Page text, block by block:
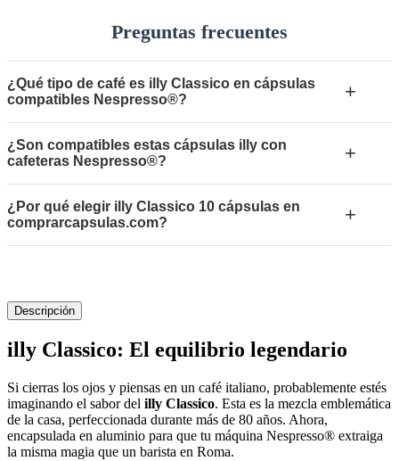
Preguntas frecuentes
¿Qué tipo de café es illy Classico en cápsulas
compatibles Nespresso®?
+
¿Son compatibles estas cápsulas illy con
cafeteras Nespresso®?
+
¿Por qué elegir illy Classico 10 cápsulas en
comprarcapsulas.com?
+
Descripción
illy Classico: El equilibrio legendario
Si cierras los ojos y piensas en un café italiano, probablemente estés
imaginando el sabor del illy Classico. Esta es la mezcla emblemática
de la casa, perfeccionada durante más de 80 años. Ahora,
encapsulada en aluminio para que tu máquina Nespresso® extraiga
la misma magia que un barista en Roma.